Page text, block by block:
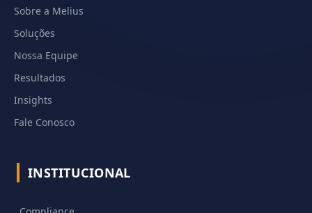
Sobre a Melius
Soluções
Nossa Equipe
Resultados
Insights
Fale Conosco
INSTITUCIONAL